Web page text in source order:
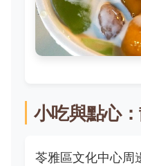
小吃與點心
苓雅區文化中心周